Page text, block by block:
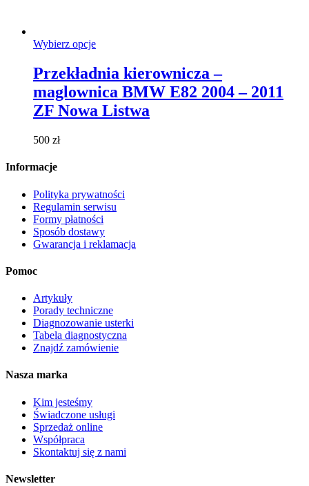
Wybierz opcjeTen
ma
wiele
wariantów.
Opcje
można
Przekładnia kierownicza –
maglownica BMW E82 2004 – 2011
ZF Nowa Listwa
500 zł
Informacje
Polityka prywatności
Regulamin serwisu
Formy płatności
Sposób dostawy
Gwarancja i reklamacja
Pomoc
Artykuły
Porady techniczne
Diagnozowanie usterki
Tabela diagnostyczna
Znajdź zamówienie
Nasza marka
Kim jesteśmy
Świadczone usługi
Sprzedaż online
Współpraca
Skontaktuj się z nami
Newsletter